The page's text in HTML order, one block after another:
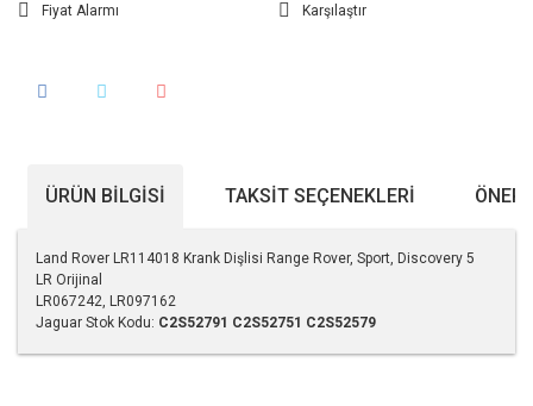
Fiyat Alarmı
Karşılaştır
ÜRÜN BILGISI TAKSIT SEÇENEKLERI
Land Rover LR114018 Krank Dişlisi Range Rover, Sport, Discovery 5
LR Orijinal
LR067242, LR097162
Jaguar Stok Kodu: C2S52791 C2S52751 C2S52579